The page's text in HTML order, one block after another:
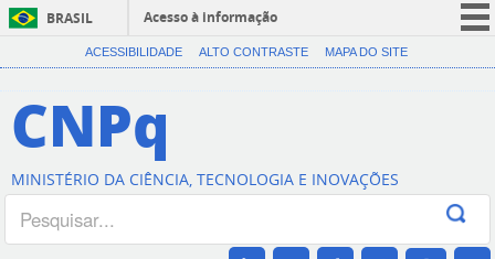
BRASIL
Acesso à informação
CORONAVÍRUS (COVID-19)
Canais
ACESSIBILIDADE ALTO CONTRASTE MAPA DO SITE
CNPq
MINISTÉRIO DA CIÊNCIA, TECNOLOGIA E INOVAÇÕES